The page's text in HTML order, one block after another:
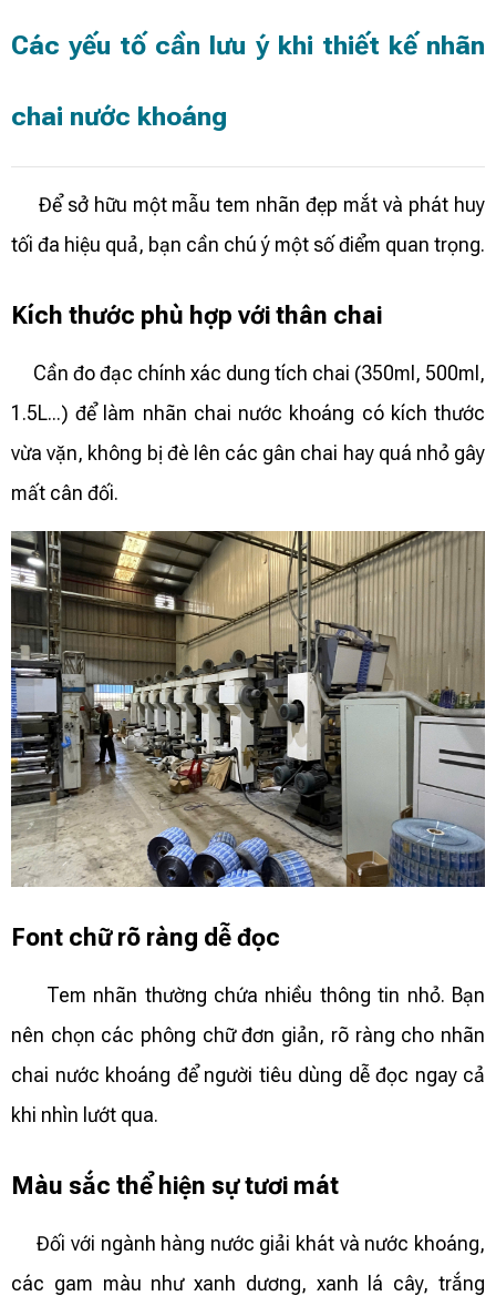
Các yếu tố cần lưu ý khi thiết kế nhãn
chai nước khoáng
Để sở hữu một mẫu tem nhãn đẹp mắt và phát huy
tối đa hiệu quả, bạn cần chú ý một số điểm quan trọng.
Kích thước phù hợp với thân chai
Cần đo đạc chính xác dung tích chai (350ml, 500ml,
1.5L...) để làm nhãn chai nước khoáng có kích thước
vừa vặn, không bị đè lên các gân chai hay quá nhỏ gây
mất cân đối.
Font chữ rõ ràng dễ đọc
Tem nhãn thường chứa nhiều thông tin nhỏ. Bạn
nên chọn các phông chữ đơn giản, rõ ràng cho nhãn
chai nước khoáng để người tiêu dùng dễ đọc ngay cả
khi nhìn lướt qua.
Màu sắc thể hiện sự tươi mát
Đối với ngành hàng nước giải khát và nước khoáng,
các gam màu như xanh dương, xanh lá cây, trắng